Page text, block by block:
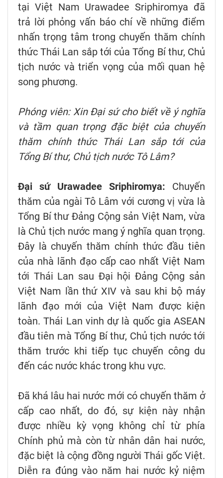
tại Việt Nam Urawadee Sriphiromya đã
trả lời phỏng vấn báo chí về những điểm
nhấn trọng tâm trong chuyến thăm chính
thức Thái Lan sắp tới của Tổng Bí thư, Chủ
tịch nước và triển vọng của mối quan hệ
song phương.
Phóng viên: Xin Đại sứ cho biết về ý nghĩa
và tầm quan trọng đặc biệt của chuyến
thăm chính thức Thái Lan sắp tới của
Tổng Bí thư, Chủ tịch nước Tô Lâm?
Đại sứ Urawadee Sriphiromya: Chuyến
thăm của ngài Tô Lâm với cương vị vừa là
Tổng Bí thư Đảng Cộng sản Việt Nam, vừa
là Chủ tịch nước mang ý nghĩa quan trọng.
Đây là chuyến thăm chính thức đầu tiên
của nhà lãnh đạo cấp cao nhất Việt Nam
tới Thái Lan sau Đại hội Đảng Cộng sản
Việt Nam lần thứ XIV và sau khi bộ máy
lãnh đạo mới của Việt Nam được kiện
toàn. Thái Lan vinh dự là quốc gia ASEAN
đầu tiên mà Tổng Bí thư, Chủ tịch nước tới
thăm trước khi tiếp tục chuyến công du
đến các nước khác trong khu vực.
Đã khá lâu hai nước mới có chuyến thăm ở
cấp cao nhất, do đó, sự kiện này nhận
được nhiều kỳ vọng không chỉ từ phía
Chính phủ mà còn từ nhân dân hai nước,
đặc biệt là cộng đồng người Thái gốc Việt.
Diễn ra đúng vào năm hai nước kỷ niệm